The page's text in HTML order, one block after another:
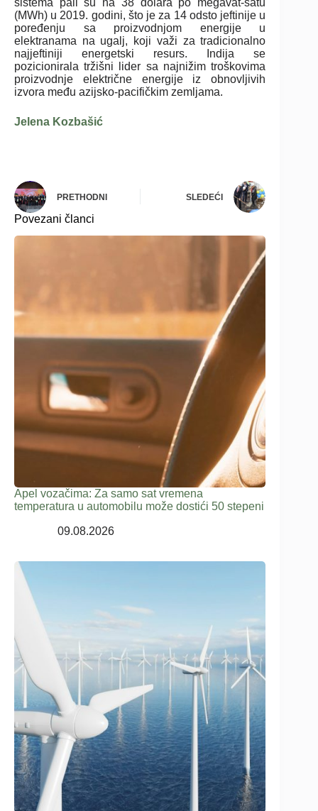
(MWh) u 2019. godini, što je za 14 odsto jeftinije u
poređenju sa proizvodnjom energije u
elektranama na ugalj, koji važi za tradicionalno
najjeftiniji energetski resurs. Indija se
pozicionirala tržišni lider sa najnižim troškovima
proizvodnje električne energije iz obnovljivih
izvora među azijsko-pacifičkim zemljama.
Jelena Kozbašić
PRETHODNI SLEDEĆI
Povezani članci
Apel vozačima: Za samo sat vremena
temperatura u automobilu može dostići 50 stepeni
09.08.2026